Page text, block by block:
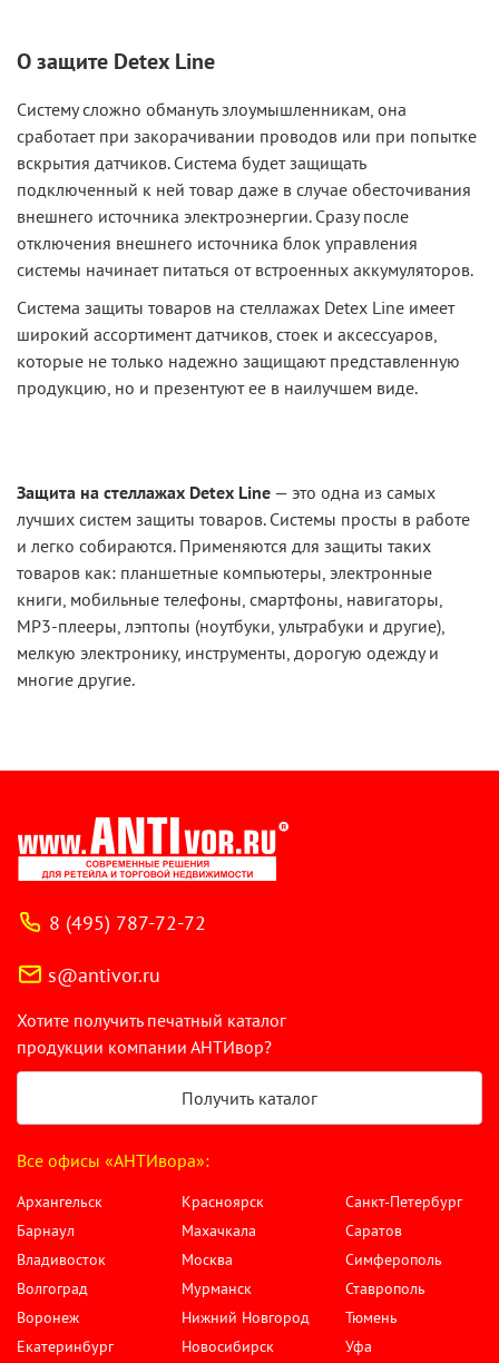
О защите Detex Line
Систему сложно обмануть злоумышленникам, она
сработает при закорачивании проводов или при попытке
вскрытия датчиков. Система будет защищать
подключенный к ней товар даже в случае обесточивания
внешнего источника электроэнергии. Сразу после
отключения внешнего источника блок управления
системы начинает питаться от встроенных аккумуляторов.
Система защиты товаров на стеллажах Detex Line имеет
широкий ассортимент датчиков, стоек и аксессуаров,
которые не только надежно защищают представленную
продукцию, но и презентуют ее в наилучшем виде.
Защита на стеллажах Detex Line — это одна из самых
лучших систем защиты товаров. Системы просты в работе
и легко собираются. Применяются для защиты таких
товаров как: планшетные компьютеры, электронные
книги, мобильные телефоны, смартфоны, навигаторы,
MP3-плееры, лэптопы (ноутбуки, ультрабуки и другие),
мелкую электронику, инструменты, дорогую одежду и
многие другие.
8 (495) 787-72-72
s@antivor.ru
Хотите получить печатный каталог
продукции компании АНТИвор?
Получить каталог
Все офисы «АНТИвора»:
Архангельск
Барнаул
Владивосток
Волгоград
Воронеж
Екатеринбург
Красноярск
Махачкала
Москва
Мурманск
Нижний Новгород
Новосибирск
Санкт-Петербург
Саратов
Симферополь
Ставрополь
Тюмень
Уфа